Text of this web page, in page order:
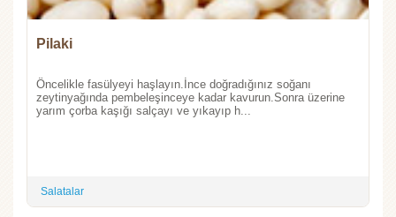
Pilaki
Öncelikle fasülyeyi haşlayın.İnce doğradığınız soğanı
zeytinyağında pembeleşinceye kadar kavurun.Sonra üzerine
yarım çorba kaşığı salçayı ve yıkayıp h...
Salatalar